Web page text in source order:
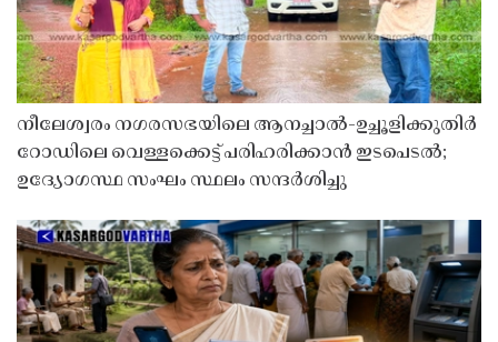
നീലേശ്വരം നഗരസഭയിലെ ആനച്ചാൽ-ഉച്ചൂളിക്കുതിർ
റോഡിലെ വെള്ളക്കെട്ട് പരിഹരിക്കാൻ ഇടപെടൽ;
ഉദ്യോഗസ്ഥ സംഘം സ്ഥലം സന്ദർശിച്ചു